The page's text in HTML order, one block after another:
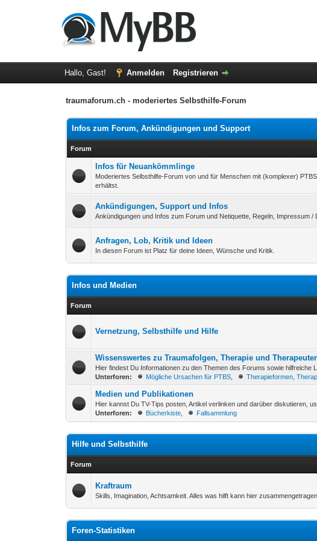
Hallo, Gast! Anmelden Registrieren
traumaforum.ch - moderiertes Selbsthilfe-Forum
Infos zum Forum, Ankündigungen und Support
Forum
Infos für Neuankömmlinge
Moderiertes Selbsthilfe-Forum von und für Menschen mit (komplexer)
erhältst.
Ankündigungen, Support und Infos
Ankündigungen und Infos zum Forum und Netiquette, Regeln, Impressum /
Anfragen, Lob, Kritik und Ideen
In diesen Forum ist Platz für deine Ideen, Wünsche und Kritik.
Infos und Medien
Forum
Vernetzung, Selbsthilfe und Hilfe
Wissenswertes zu Traumafolgen, Therapie und
Hier findest Du Informationen zu den Themen des Forums sowie hilfreiche
Unterforen:
Mögliche Ursachen für PTBS Therapieformen,
Medien und Publikationen
Hier kannst Du TV-Tips posten, Artikel verlinken und darüber diskutieren,
Unterforen:
Bücherkiste Fallsammlung
Hilfe und Selbsthilfe
Forum
Kraftraum
Skills, Imagination, Achtsamkeit. Alles was hilft kann hier
Foren-Statistiken